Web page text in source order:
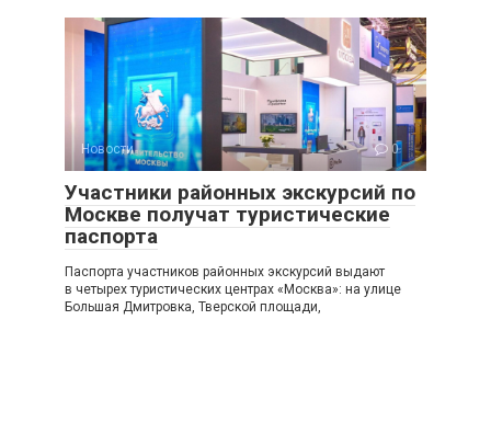
Новости 0
Участники районных экскурсий по
Москве получат туристические
паспорта
Паспорта участников районных экскурсий выдают
в четырех туристических центрах «Москва»: на улице
Большая Дмитровка, Тверской площади,